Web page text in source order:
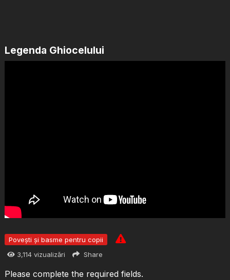
Legenda Ghiocelului
Povești și basme pentru copii
3,114vizualizări Share
Please complete the required fields.